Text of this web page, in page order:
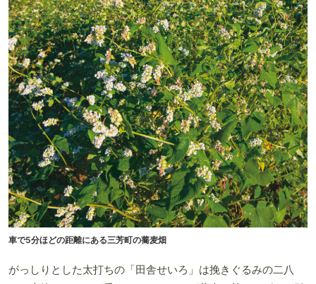
車で5分ほどの距離にある三芳町の蕎麦畑
がっしりとした太打ちの「田舎せいろ」は挽きぐるみの二八